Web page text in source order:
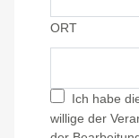
ORT
Ich habe
willige der